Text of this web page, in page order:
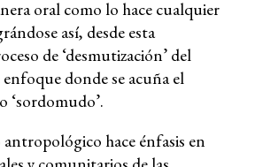
oral como lo hace cualquier
así, desde esta
de ‘desmutización’ del
donde se acuña el
‘sordomudo’.
hace énfasis en